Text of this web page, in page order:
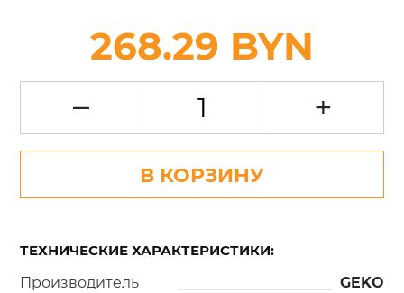
268.29 BYN
+
–
В КОРЗИНУ
ТЕХНИЧЕСКИЕ ХАРАКТЕРИСТИКИ:
Производитель
GEKO